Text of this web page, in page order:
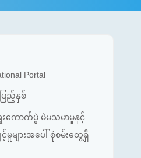
Portal
ပြည့်နှစ်
ကောက်ပွဲ မဲမသမာမှုနှင့်
မှုများအပေါ် စုံစမ်းတွေ့ရှိ